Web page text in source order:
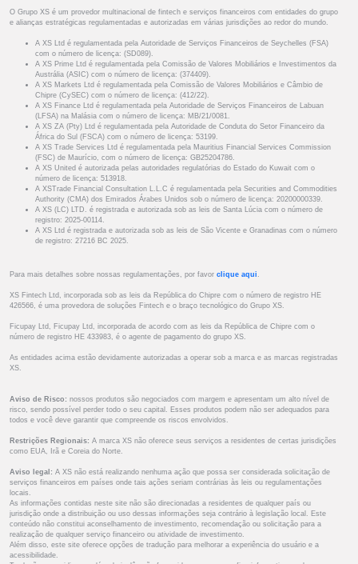
O Grupo XS é um provedor multinacional de fintech e serviços financeiros com entidades do grupo
e alianças estratégicas regulamentadas e autorizadas em várias jurisdições ao redor do mundo.
A XS Ltd é regulamentada pela Autoridade de Serviços Financeiros de Seychelles (FSA)
com o número de licença: (SD089).
A XS Prime Ltd é regulamentada pela Comissão de Valores Mobiliários e Investimentos da
Austrália (ASIC) com o número de licença: (374409).
A XS Markets Ltd é regulamentada pela Comissão de Valores Mobiliários e Câmbio de
Chipre (CySEC) com o número de licença: (412/22).
A XS Finance Ltd é regulamentada pela Autoridade de Serviços Financeiros de Labuan
(LFSA) na Malásia com o número de licença: MB/21/0081.
A XS ZA (Pty) Ltd é regulamentada pela Autoridade de Conduta do Setor Financeiro da
África do Sul (FSCA) com o número de licença: 53199.
A XS Trade Services Ltd é regulamentada pela Mauritius Financial Services Commission
(FSC) de Maurício, com o número de licença: GB25204786.
A XS United é autorizada pelas autoridades regulatórias do Estado do Kuwait com o
número de licença: 513918.
A XSTrade Financial Consultation L.L.C é regulamentada pela Securities and Commodities
Authority (CMA) dos Emirados Árabes Unidos sob o número de licença: 20200000339.
A XS (LC) LTD. é registrada e autorizada sob as leis de Santa Lúcia com o número de
registro: 2025-00114.
A XS Ltd é registrada e autorizada sob as leis de São Vicente e Granadinas com o número
de registro: 27216 BC 2025.
Para mais detalhes sobre nossas regulamentações, por favor clique aqui .
XS Fintech Ltd, incorporada sob as leis da República do Chipre com o número de registro HE
426566, é uma provedora de soluções Fintech e o braço tecnológico do Grupo XS.
Ficupay Ltd, Ficupay Ltd, incorporada de acordo com as leis da República de Chipre com o
número de registro HE 433983, é o agente de pagamento do grupo XS.
As entidades acima estão devidamente autorizadas a operar sob a marca e as marcas registradas
XS.
Aviso de Risco: nossos produtos são negociados com margem e apresentam um alto nível de
risco, sendo possível perder todo o seu capital. Esses produtos podem não ser adequados para
todos e você deve garantir que compreende os riscos envolvidos.
Restrições Regionais: A marca XS não oferece seus serviços a residentes de certas jurisdições
como EUA, Irã e Coreia do Norte.
Aviso legal: A XS não está realizando nenhuma ação que possa ser considerada solicitação de
serviços financeiros em países onde tais ações seriam contrárias às leis ou regulamentações
locais.
As informações contidas neste site não são direcionadas a residentes de qualquer país ou
jurisdição onde a distribuição ou uso dessas informações seja contrário à legislação local. Este
conteúdo não constitui aconselhamento de investimento, recomendação ou solicitação para a
realização de qualquer serviço financeiro ou atividade de investimento.
Além disso, este site oferece opções de tradução para melhorar a experiência do usuário e a
acessibilidade.